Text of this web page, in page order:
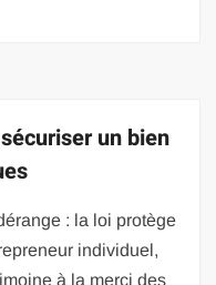
un bien
: la loi protège
individuel,
à la merci des